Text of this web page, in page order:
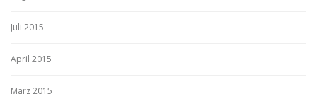
Juli 2015
April 2015
März 2015